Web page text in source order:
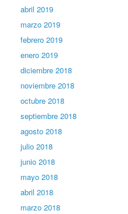
abril 2019
marzo 2019
febrero 2019
enero 2019
diciembre 2018
noviembre 2018
octubre 2018
septiembre 2018
agosto 2018
julio 2018
junio 2018
mayo 2018
abril 2018
marzo 2018